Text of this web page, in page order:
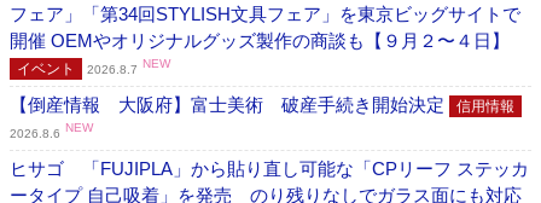
フェア」「第34回STYLISH文具フェア」を東京ビッグサイトで
開催 OEMやオリジナルグッズ製作の商談も【９月２〜４日】
イベント 2026.8.7 NEW
【倒産情報 大阪府】富士美術 破産手続き開始決定 信用情報
2026.8.6 NEW
ヒサゴ 「FUJIPLA」から貼り直し可能な「CPリーフ ステッカ
ータイプ 自己吸着」を発売 のり残りなしでガラス面にも対応